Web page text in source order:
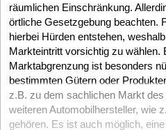
räumlichen Einschränkung.
örtliche Gesetzgebung beachten.
hierbei Hürden entstehen,
Markteintritt vorsichtig zu wählen.
Marktabgrenzung ist besonders
bestimmten Gütern oder
z.B. zu dem sachlichen Markt
weiteren Automobilhersteller, wie
gehören. Es ist auch möglich,